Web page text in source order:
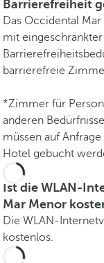
Barrierefreiheit
Das Occidental
mit
barrierefreie
*Zimmer für
anderen
müssen auf
Hotel gebucht
Ist die WLAN-
Mar Menor
Die WLAN-
kostenlos.